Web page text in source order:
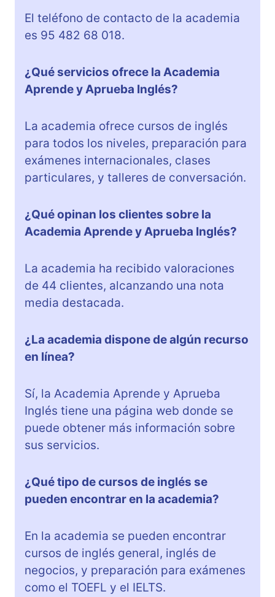
El teléfono de contacto de la academia
es 95 482 68 018.
¿Qué servicios ofrece la Academia
Aprende y Aprueba Inglés?
La academia ofrece cursos de inglés
para todos los niveles, preparación para
exámenes internacionales, clases
particulares, y talleres de conversación.
¿Qué opinan los clientes sobre la
Academia Aprende y Aprueba Inglés?
La academia ha recibido valoraciones
de 44 clientes, alcanzando una nota
media destacada.
¿La academia dispone de algún recurso
en línea?
Sí, la Academia Aprende y Aprueba
Inglés tiene una página web donde se
puede obtener más información sobre
sus servicios.
¿Qué tipo de cursos de inglés se
pueden encontrar en la academia?
En la academia se pueden encontrar
cursos de inglés general, inglés de
negocios, y preparación para exámenes
como el TOEFL y el IELTS.